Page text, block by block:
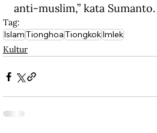
anti-muslim,” kata Sumanto.
Tag:
IslamTionghoaTiongkokImlek
Kultur